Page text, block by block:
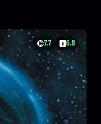
7.7 6.9